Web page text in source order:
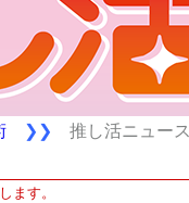
❯❯ 推し活ニュース
ます。